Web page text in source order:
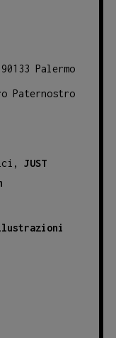
Palermo
Paternostro
JUST